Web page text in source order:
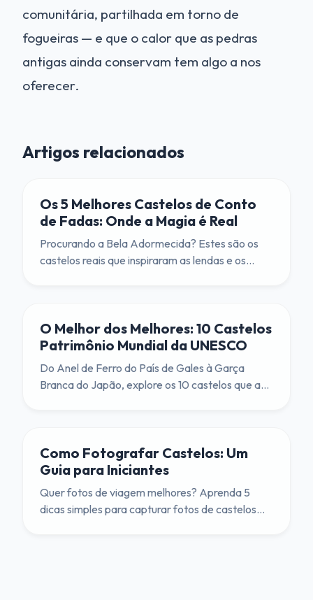
comunitária, partilhada em torno de
fogueiras — e que o calor que as pedras
antigas ainda conservam tem algo a nos
oferecer.
Artigos relacionados
Os 5 Melhores Castelos de Conto
de Fadas: Onde a Magia é Real
Procurando a Bela Adormecida? Estes são os
castelos reais que inspiraram as lendas e os
O Melhor dos Melhores: 10 Castelos
Patrimônio Mundial da UNESCO
Do Anel de Ferro do País de Gales à Garça
Branca do Japão, explore os 10 castelos que as
Como Fotografar Castelos: Um
Guia para Iniciantes
Quer fotos de viagem melhores? Aprenda 5
dicas simples para capturar fotos de castelos